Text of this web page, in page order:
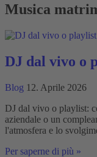
Musica
DJ dal vivo o
Blog 12. Aprile 2026
DJ dal vivo o playlist:
aziendale o un
l'atmosfera e lo
DJ
Per saperne di più »